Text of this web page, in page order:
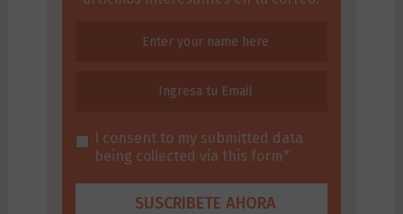
I consent to my submitted data
being collected via this form*